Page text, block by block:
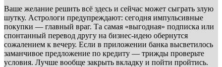
Ваше желание решить всё здесь и сейчас может сыграть злую
шутку. Астрологи предупреждают: сегодня импульсивные
покупки — главный враг. Та самая «выгодная» подписка или
спонтанный перевод другу на бизнес-идею обернутся
сожалением к вечеру. Если в приложении банка высветилось
заманчивое предложение по кредиту — трижды проверьте
условия. Лучше вообще закрыть вкладку и пойти пройтись.